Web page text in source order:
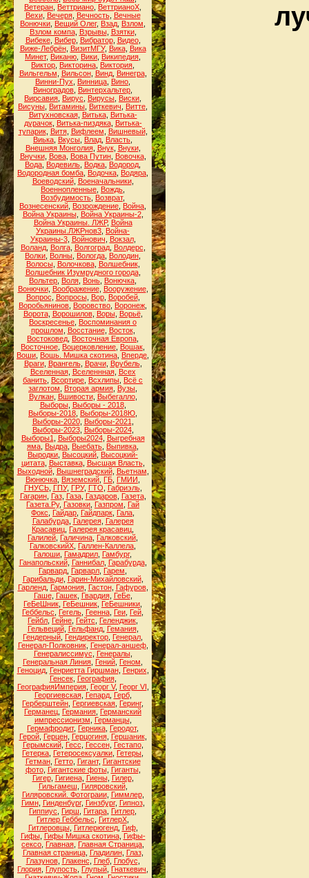
Ветеран Веттриано ВеттрианоХ
Вехи, Вечеря, Вечность, Вечные
Вонючки Вещий Олег, Взад Взлом
Взлом компа, Взрывы, Взятки,
Вибеке, Вибер, Вибратор, Видео,
Виже-Лебрён, ВизитМГУ, Вика, Вика
Минет, Виканю Вики Википедия
Виктор Викторина Виктория
Вильгельм
Вильсон, Винд, Винегра,
Винни-Пух
Винница Вино
Виноградов Винтерхальтер
Вирсавия Вирус Вирусы Виски
Висуны Витамины Виткевич Витте
Витухновская, Витька, Витька-
дурачок, Витька-пиздяка, Витька-
тупарик, Витя, Вифлеем Вишневый,
Виька Вкусы Влад Власть
Внешняя Монголия, Внук, Внуки,
Внучки, Вова, Вова Путин, Вовочка,
Вода Водевиль Водка Водород
Водородная бомба Водочка Водяра
Воеводский, Военачальники,
Военнопленные Вождь
Возбудимость Возврат,
Вознесенский Возрождение Война
Война Украины, Война Украины-2,
Война Украины. ЛЖР, Война
Украины.ЛЖРнов3 Война-
Украины-3, Войнович Вокзал,
Воланд, Волга, Волгоград, Волдерс
Волки Волны Вологда Володин
Волосы, Волочкова, Волшебник,
Волшебник Изумрудного города,
Вольтер Воля Вонь Вонючка
Вонючки, Воображение, Вооружение,
Вопрос
Вопросы, Вор, Воробей,
Воробьянинов Воровство Воронеж
Ворота, Ворошилов, Воры, Ворьё,
Воскресенье Воспоминания о
прошлом
Восстание, Восток,
Востоковед Восточная Европа
Восточное Воцерковление Вошак
Воши Вошь. Мишка скотина Вперде
Враги, Врангель, Врачи, Врубель,
Вселенная, Вселеннная, Всех
банить Всортире Всхлипы Всё с
заглотом
Вторая армия Вузы
Вулкан, Вшивости, Выбегалло,
Выборы, Выборы - 2018,
Выборы-2018 Выборы-2018Ю
Выборы-2020, Выборы-2021
Выборы-2023, Выборы-2024,
Выборы1
Выборы2024, Выгребная
яма Выдра Выебать Выпивка
Выродки Высоцкий Высоцкий-
цитата, Выставка, Высшая Власть,
Выходной, Вышнеградский, Вьетнам
Вюнючка Вяземский ГБ ГМИИ
ГНУСЬ, ГПУ, ГРУ, ГТО Габриэль,
Гагарин, Газ, Газа, Газдаров, Газета,
Газета.Ру, Газовки Газпром
Гай
Фокс
Гайдар Гайдпарк Гала
Галабурда, Галерея, Галерея
Красавиц Галерея красавиц
Галилей Галичина Галковский
ГалковскийХ Галлен-Каллела
Галоши Гамадрил Гамбург,
Ганапольский, Ганнибал, Гарабурда,
Гарвард Гарварл Гарем
Гарибальди, Гарин-Михайловский,
Гарленд, Гармония, Гастон, Гафуров,
Гаше, Гашек, Гвардия, ГеБе,
ГеБеШник ГеБешник ГеБешники
Геббельс
Гегель Геенна Геи Гей
Гейбл Гейне Гейтс Геленджик
Гельвеций, Гельфанд, Гемания,
Гендерный Гендиректор Генерал
Генерал-Полковник, Генерал-аншеф,
Генералиссимус
Генералы,
Генеральная Линия Гений Геном
Геноцид, Генриетта Гиршман, Генрих
Генсек, География,
ГеографияИмперия, Георг V, Георг VI
Георгиевская, Гепард, Герб,
Герберштейн Гергиевская Геринг,
Германец Германия Германский
импрессионизм
Германцы,
Гермафродит, Герника Геродот,
Герой, Герцен, Герцогиня, Гершаник,
Герымский, Гесс Гессен, Гестапо,
Гетерка Гетеросексуалки Гетеры
Гетман, Гетто, Гигант, Гигантские
фото, Гигантские фоты, Гиганты,
Гигер, Гигиена, Гиены, Гилер,
Гильгамеш
Гиляровский,
Гиляровский. Фотограии, Гиммлер,
Гимн, Гинденбург, Гинзбург, Гипноз,
Гиппиус
Гирш Гитара Гитлер
Гитлер Геббельс
ГитлерХ
Гитлеровцы, Гитлерюгенд, Гиф,
Гифы, Гифы Мишка скотина, Гифы-
сексо Главная Главная Страница
Главная страница, Гладилин, Глаз,
Глазунов, Глакенс Глеб, Глобус
Глория Глупость Глупый Гнаткевич